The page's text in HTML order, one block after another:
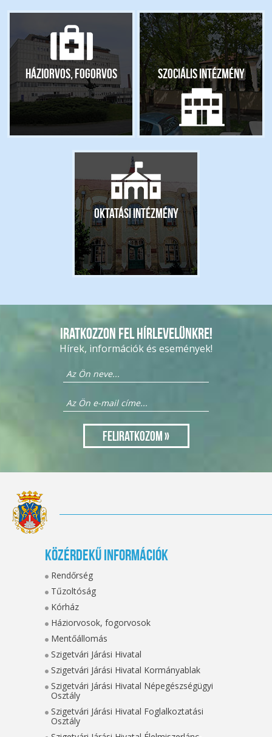
Háziorvos, fogorvos Szociális intézmény
Oktatási intézmény
Iratkozzon fel hírlevelünkre!
Hírek, információk és események!
Közérdekű információk
Rendőrség
Tűzoltóság
Kórház
Háziorvosok, fogorvosok
Mentőállomás
Szigetvári Járási Hivatal
Szigetvári Járási Hivatal Kormányablak
Szigetvári Járási Hivatal Népegészségügyi
Osztály
Szigetvári Járási Hivatal Foglalkoztatási
Osztály